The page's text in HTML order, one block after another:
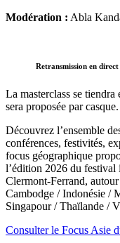
Modération : Abla
Retransmission en direct
La masterclass se
sera proposée par casque.
Découvrez l’ensemble
conférences, festivités,
focus géographique
l’édition 2026 du festival
Clermont-Ferrand, autour
Cambodge / Indonésie /
Singapour / Thaïlande /
Consulter le Focus Asie